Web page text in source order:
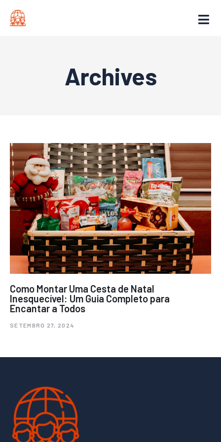
Archives
Como Montar Uma Cesta de Natal
Inesquecível: Um Guia Completo para
Encantar a Todos
SETEMBRO 27, 2024